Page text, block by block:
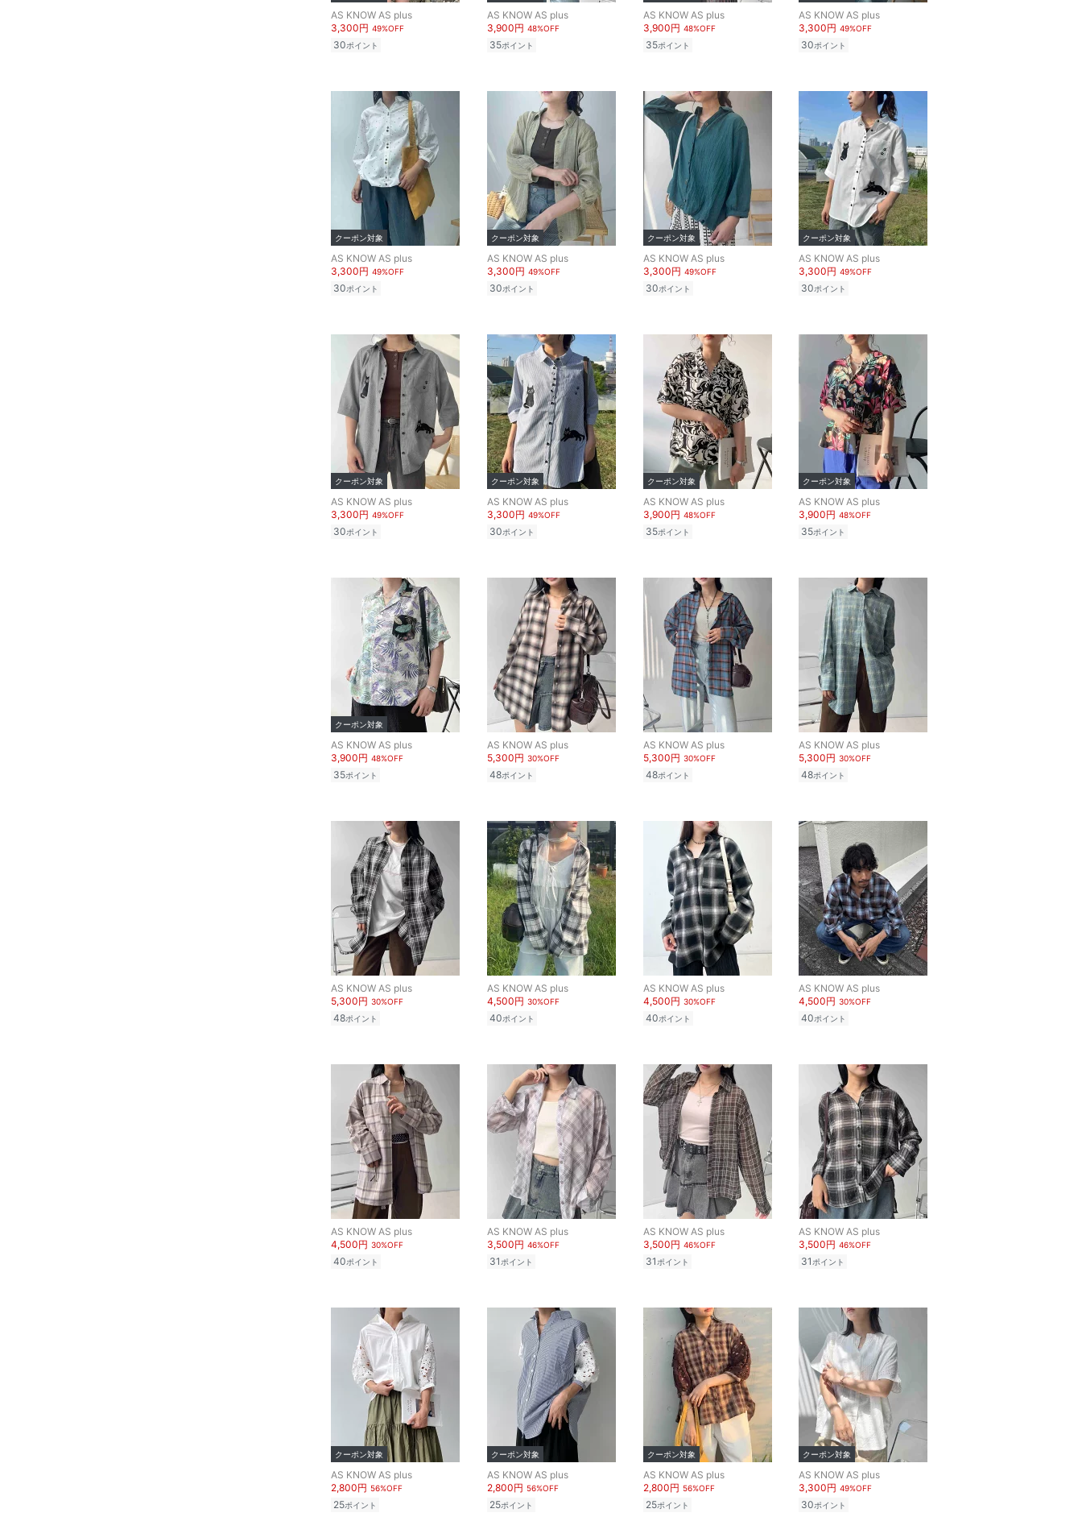
AS KNOW AS plus
3,300円 49%OFF
30ポイント
AS KNOW AS plus
3,900円 48%OFF
35ポイント
AS KNOW AS plus
3,900円 48%OFF
35ポイント
AS KNOW AS plus
3,300円 49%OFF
30ポイント
クーポン対象
AS KNOW AS plus
3,300円 49%OFF
30ポイント
クーポン対象
AS KNOW AS plus
3,300円 49%OFF
30ポイント
クーポン対象
AS KNOW AS plus
3,300円 49%OFF
30ポイント
クーポン対象
AS KNOW AS plus
3,300円 49%OFF
30ポイント
クーポン対象
AS KNOW AS plus
3,300円 49%OFF
30ポイント
クーポン対象
AS KNOW AS plus
3,300円 49%OFF
30ポイント
クーポン対象
AS KNOW AS plus
3,900円 48%OFF
35ポイント
クーポン対象
AS KNOW AS plus
3,900円 48%OFF
35ポイント
クーポン対象
AS KNOW AS plus
3,900円 48%OFF
35ポイント
AS KNOW AS plus
5,300円 30%OFF
48ポイント
AS KNOW AS plus
5,300円 30%OFF
48ポイント
AS KNOW AS plus
5,300円 30%OFF
48ポイント
AS KNOW AS plus
5,300円 30%OFF
48ポイント
AS KNOW AS plus
4,500円 30%OFF
40ポイント
AS KNOW AS plus
4,500円 30%OFF
40ポイント
AS KNOW AS plus
4,500円 30%OFF
40ポイント
AS KNOW AS plus
4,500円 30%OFF
40ポイント
AS KNOW AS plus
3,500円 46%OFF
31 ポイント
AS KNOW AS plus
3,500円 46%OFF
31 ポイント
AS KNOW AS plus
3,500円 46%OFF
31 ポイント
クーポン対象
AS KNOW AS plus
2,800円 56%OFF
25ポイント
クーポン対象
AS KNOW AS plus
2,800円 56%OFF
25ポイント
クーポン対象
AS KNOW AS plus
2,800円 56%OFF
25ポイント
クーポン対象
AS KNOW AS plus
3,300円 49%OFF
30ポイント